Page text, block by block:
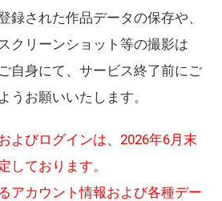
録された作品データの保存や、
クリーンショット等の撮影は
自身にて、サービス終了前にご
うお願いいたします。
よびログインは、2026年6月末
しております。
アカウント情報および各種デー